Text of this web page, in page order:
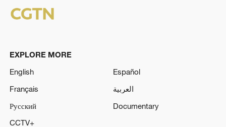
EXPLORE MORE
English
Español
Français
العربية
Русский
Documentary
CCTV+